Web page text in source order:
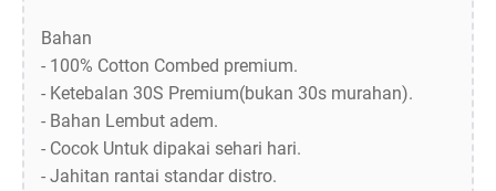
Bahan
- 100% Cotton Combed premium.
- Ketebalan 30S Premium(bukan 30s murahan).
- Bahan Lembut adem.
- Cocok Untuk dipakai sehari hari.
- Jahitan rantai standar distro.